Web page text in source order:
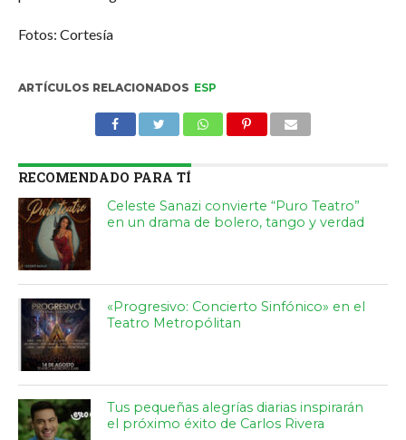
Fotos: Cortesía
ARTÍCULOS RELACIONADOS ESP
RECOMENDADO PARA TÍ
Celeste Sanazi convierte “Puro Teatro”
en un drama de bolero, tango y verdad
«Progresivo: Concierto Sinfónico» en el
Teatro Metropólitan
Tus pequeñas alegrías diarias inspirarán
el próximo éxito de Carlos Rivera